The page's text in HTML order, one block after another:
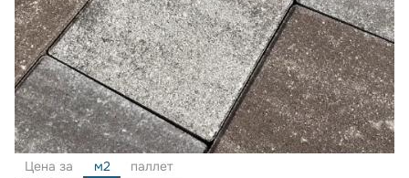
Цена за м2 паллет